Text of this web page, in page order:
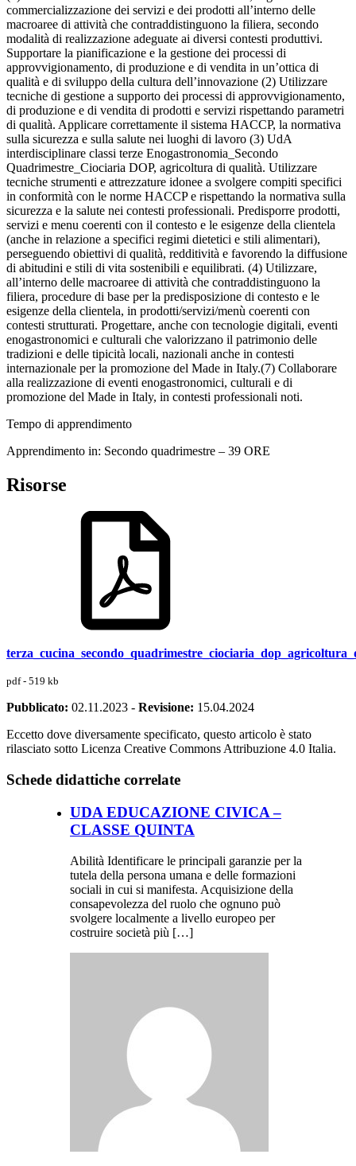
commercializzazione dei servizi e dei prodotti all’interno delle
macroaree di attività che contraddistinguono la filiera, secondo
modalità di realizzazione adeguate ai diversi contesti produttivi.
Supportare la pianificazione e la gestione dei processi di
approvvigionamento, di produzione e di vendita in un’ottica di
qualità e di sviluppo della cultura dell’innovazione (2) Utilizzare
tecniche di gestione a supporto dei processi di approvvigionamento,
di produzione e di vendita di prodotti e servizi rispettando parametri
di qualità. Applicare correttamente il sistema HACCP, la normativa
sulla sicurezza e sulla salute nei luoghi di lavoro (3) UdA
interdisciplinare classi terze Enogastronomia_Secondo
Quadrimestre_Ciociaria DOP, agricoltura di qualità. Utilizzare
tecniche strumenti e attrezzature idonee a svolgere compiti specifici
in conformità con le norme HACCP e rispettando la normativa sulla
sicurezza e la salute nei contesti professionali. Predisporre prodotti,
servizi e menu coerenti con il contesto e le esigenze della clientela
(anche in relazione a specifici regimi dietetici e stili alimentari),
perseguendo obiettivi di qualità, redditività e favorendo la diffusione
di abitudini e stili di vita sostenibili e equilibrati. (4) Utilizzare,
all’interno delle macroaree di attività che contraddistinguono la
filiera, procedure di base per la predisposizione di contesto e le
esigenze della clientela, in prodotti/servizi/menù coerenti con
contesti strutturati. Progettare, anche con tecnologie digitali, eventi
enogastronomici e culturali che valorizzano il patrimonio delle
tradizioni e delle tipicità locali, nazionali anche in contesti
internazionale per la promozione del Made in Italy.(7) Collaborare
alla realizzazione di eventi enogastronomici, culturali e di
promozione del Made in Italy, in contesti professionali noti.
Tempo di apprendimento
Apprendimento in: Secondo quadrimestre – 39 ORE
Risorse
pdf - 519 kb
Pubblicato: 02.11.2023 - Revisione: 15.04.2024
Eccetto dove diversamente specificato, questo articolo è stato
rilasciato sotto Licenza Creative Commons Attribuzione 4.0 Italia.
Schede didattiche correlate
UDA EDUCAZIONE CIVICA –
CLASSE QUINTA
Abilità Identificare le principali garanzie per la
tutela della persona umana e delle formazioni
sociali in cui si manifesta. Acquisizione della
consapevolezza del ruolo che ognuno può
svolgere localmente a livello europeo per
costruire società più […]